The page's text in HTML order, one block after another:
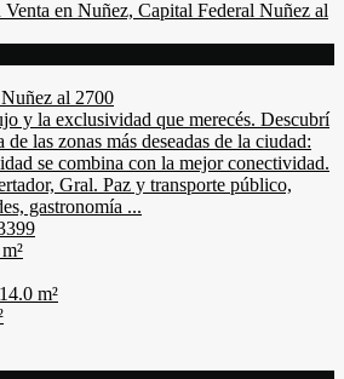
al 2700
y la exclusividad que merecés. Descubrí
las zonas más deseadas de la ciudad:
se combina con la mejor conectividad.
Gral. Paz y transporte público,
gastronomía ...
m²